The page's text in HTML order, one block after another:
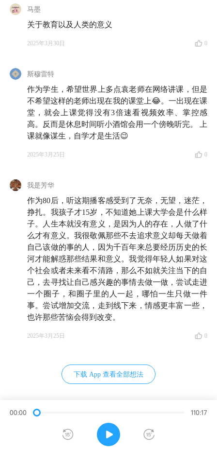
教会你怎么走下坡路」
🟤 大学课堂
21:42
「有的学生非常优秀、充满未来，但你不知道有
尖冰一样的东西在 TA 来的路上竖立着」
32:50 人的自我在飞驰的路上总会遇到一面墙，或早或
晚，大学教育本应当使人有力量翻越它
36:14「一百年以后，我们再看现代高校文科的知识生
42:30
生和老师「彼此放过」了
50:36 我不求学生们看懂马克斯·韦伯，重要的是先别
让 TA 们恨他
61:27不再问「学这个能找到工作吗？」的大学生，已
经提前放弃了 TA 们的老师
🟤 那么，希望从何而来？
63:30「一个时代的希望和绝望往往是并立的」
最基本的信心
世界，去抵御这个大时代
主动地穿过万物，而不只是让万物穿过你：很多
无心插柳的东西往往会在某一刻托住我们
马墨
关于教育以及人类的意义
2025年3月30日 0
斯穆雷特
作为学生，希望世界上多点袁老师在网络讲课，但是
不希望这样的老师出现在我的课堂上😂。一出现在课
堂，就会上课觉得没有3倍速看视频效率、掌控感
高。反而是休息时间听小酒馆会用一个傍晚听完。 上
课就像谋生，自学才是生活😉
2025年3月25日 0
我是芳华
作为80后，听这期播客感受到了无奈，无望，迷茫，
挣扎。我孩子才15岁，不知道她上课大学会是什么样
子。人生本就没有意义，是因为人的存在，人做了什
么才有意义。我很敬佩那些不去追求意义却每天做着
自己该做的事的人，因为千百年来总要经历历史的长
河才能解惑那些结果和意义。我觉得年轻人如果对这
个社会或者未来看不清路，那么不如就关注当下的自
己，去寻找让自己感兴趣的事情去做一做，尝试走进
一个圈子，和圈子里的人一起，哪怕一生只做一件
事。尝试增加交流，走到线下来，情感更丰富一些，
也许那些苦恼会得到改变。
2025年3月25日 0
下载 App 查看全部想法
00:00 110:17